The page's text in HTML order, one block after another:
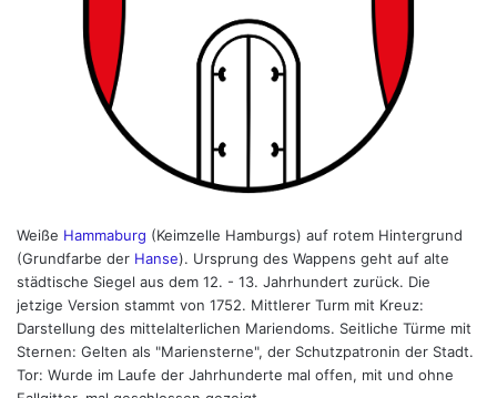
Weiße Hammaburg (Keimzelle Hamburgs) auf rotem Hintergrund
(Grundfarbe der Hanse). Ursprung des Wappens geht auf alte
städtische Siegel aus dem 12. - 13. Jahrhundert zurück. Die
jetzige Version stammt von 1752. Mittlerer Turm mit Kreuz:
Darstellung des mittelalterlichen Mariendoms. Seitliche Türme mit
Sternen: Gelten als "Mariensterne", der Schutzpatronin der Stadt.
Tor: Wurde im Laufe der Jahrhunderte mal offen, mit und ohne